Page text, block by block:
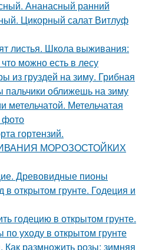
Ананасный ранний
Цикорный салат Витлуф
листья. Школа выживания:
можно есть в лесу
из груздей на зиму. Грибная
пальчики оближешь на зиму
метельчатой. Метельчатая
фото
гортензий.
МОРОЗОСТОЙКИХ
Древовидные пионы
в открытом грунте. Годеция и
годецию в открытом грунте.
уходу в открытом грунте
Как размножить розы: зимняя